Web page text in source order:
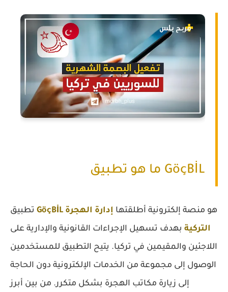
ما هو تطبيق GöçBİL
GöçBİL هو منصة إلكترونية أطلقتها إدارة الهجرة
التركية بهدف تسهيل الإجراءات القانونية والإدارية على
اللاجئين والمقيمين في تركيا. يتيح التطبيق للمستخدمين
الوصول إلى مجموعة من الخدمات الإلكترونية دون الحاجة
إلى زيارة مكاتب الهجرة بشكل متكرر. من بين أبرز